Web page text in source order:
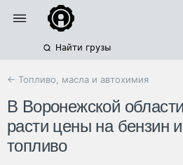
Найти грузы
← Топливо, масла и автохимия
В Воронежской
расти цены на бензин
топливо